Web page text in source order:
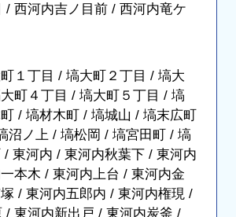
/ 西河内吉ノ目前 / 西河内竜ケ
１丁目 / 塙大町２丁目 / 塙大
町４丁目 / 塙大町５丁目 / 塙
/ 塙材木町 / 塙城山 / 塙末広町
沼ノ上 / 塙松岡 / 塙宮田町 / 塙
/ 東河内 / 東河内秋葉下 / 東河内
本木 / 東河内上台 / 東河内金
/ 東河内五郎内 / 東河内権現 /
/ 東河内新出戸 / 東河内炭釜 /